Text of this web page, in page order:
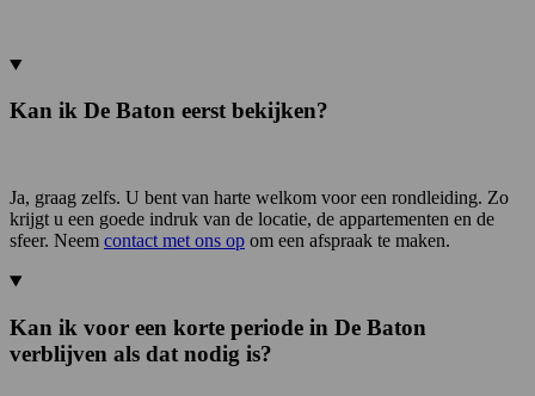
Kan ik De Baton eerst bekijken?
Ja, graag zelfs. U bent van harte welkom voor een rondleiding. Zo
krijgt u een goede indruk van de locatie, de appartementen en de
sfeer. Neem contact met ons op om een afspraak te maken.
Kan ik voor een korte periode in De Baton
verblijven als dat nodig is?